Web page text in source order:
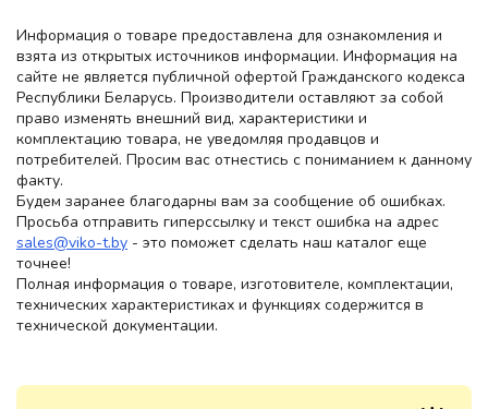
Информация о товаре предоставлена для ознакомления и
взята из открытых источников информации. Информация на
сайте не является публичной офертой Гражданского кодекса
Республики Беларусь. Производители оставляют за собой
право изменять внешний вид, характеристики и
комплектацию товара, не уведомляя продавцов и
потребителей. Просим вас отнестись с пониманием к данному
факту.
Будем заранее благодарны вам за сообщение об ошибках.
Просьба отправить гиперссылку и текст ошибка на адрес
sales@viko-t.by - это поможет сделать наш каталог еще
точнее!
Полная информация о товаре, изготовителе, комплектации,
технических характеристиках и функциях содержится в
технической документации.